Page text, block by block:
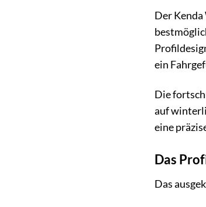
Der
ein
Die
auf
eine
Das
Das